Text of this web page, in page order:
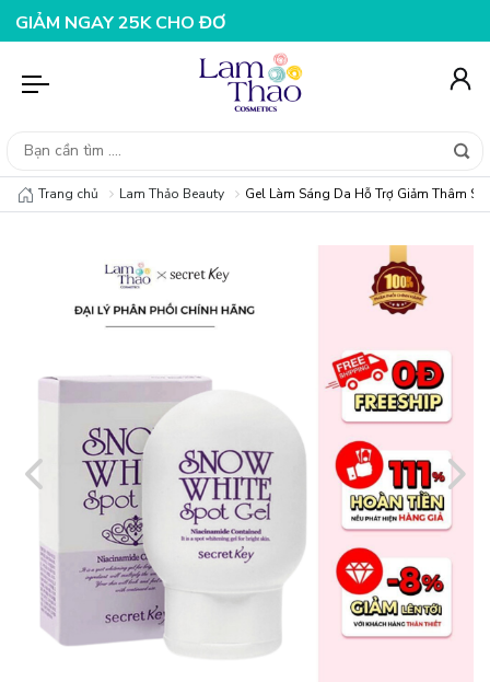
25K CHO ĐƠN HÀNG 99K
Trang chủ Lam Thảo Beauty Gel Làm Sáng Da Hỗ Trợ Giảm Thâm